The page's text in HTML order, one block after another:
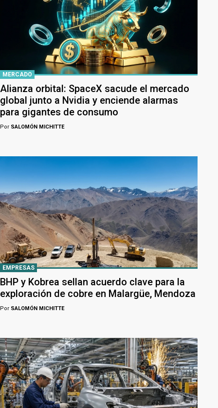
MERCADO
Alianza orbital: SpaceX sacude el mercado
global junto a Nvidia y enciende alarmas
para gigantes de consumo
Por SALOMÓN MICHITTE
EMPRESAS
BHP y Kobrea sellan acuerdo clave para la
exploración de cobre en Malargüe, Mendoza
Por SALOMÓN MICHITTE